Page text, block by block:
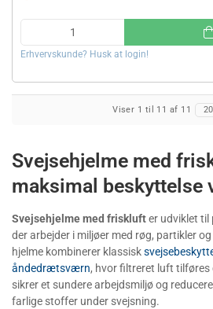
Erhvervskunde? Husk at login!
Viser 1 til 11 af 11 20
Svejsehjelme med
maksimal beskyttelse
Svejsehjelme med frisklufter udviklet til
der arbejder i miljøer med røg, partikler
hjelme kombinerer klassisk
åndedrætsværn, hvor filtreret luft tilføres
sikrer et sundere arbejdsmiljø og
farlige stoffer under svejsning.